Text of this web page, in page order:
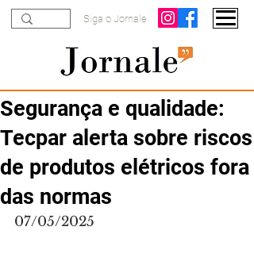
Siga o Jornale
Segurança e qualidade:
Tecpar alerta sobre riscos
de produtos elétricos fora
das normas
07/05/2025